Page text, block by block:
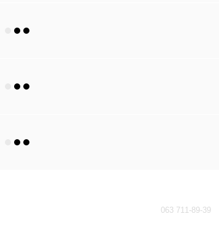
063 711-89-39